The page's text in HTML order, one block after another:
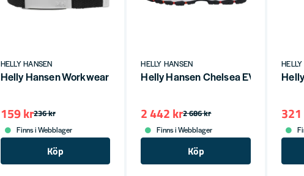
HELLY HANSEN
Helly Hansen Workwear Bälte – Justerbart & Slitstarkt
236 kr
159 kr
Finns i Webblager
Köp
HELLY HANSEN
Helly Hansen Chelsea EVO 2
2 686 kr
2 442 kr
Finns i Webblager
Köp